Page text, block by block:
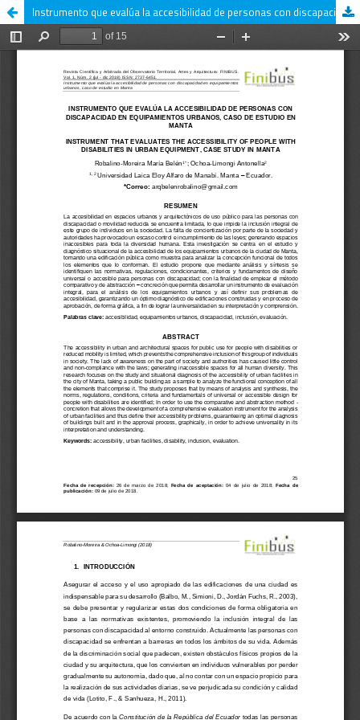
Instrumento que evalúa la accesibilidad de personas con discapacidad en equipamientos urbanos, caso de estudio en Manta